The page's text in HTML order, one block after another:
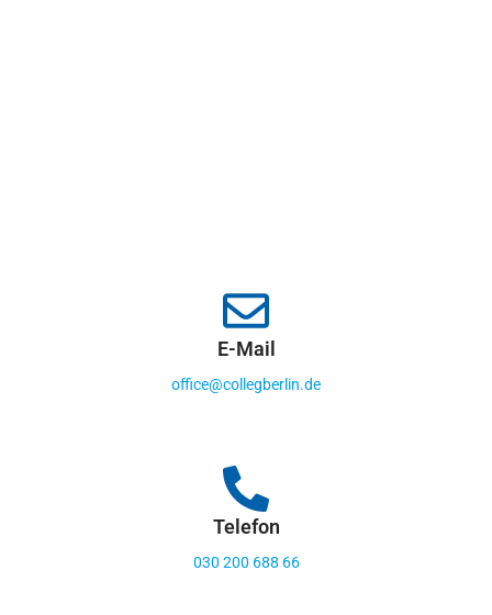
E-Mail
office@collegberlin.de
Telefon
030 200 688 66